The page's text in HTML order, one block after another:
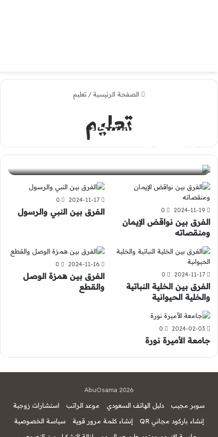
الصفحة الرئيسية/ تعليم
تعليم
الفرق بين الاستنجاء والاستجمار
2024-11-19
0
الفرق بين نواقض الإيمان
ومنقصاته
2024-11-17
0
الفرق بين النبي والرسول
2024-11-17
0
الفرق بين الخلية النباتية
والخلية الحيوانية
2024-11-16
0
الفرق بين همزة الوصل
والقطع
2024-02-03
0
جامعة الأميرة نورة
AbuOsama 2026
سوبر مجيب
دليل الهاتف السعودي موعد الراتب
استشارات زوجية
إنشاء باركود مجاني QR
إنشاء كلمة مرور قوية
سياسة الخصوصية